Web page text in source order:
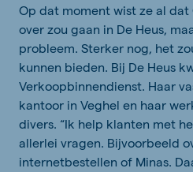
Op dat moment wist ze al dat
over zou gaan in De Heus,
probleem. Sterker nog, het
kunnen bieden. Bij De Heus
Verkoopbinnendienst. Haar
kantoor in Veghel en haar
divers. “Ik help klanten met
allerlei vragen. Bijvoorbeeld
internetbestellen of Minas.